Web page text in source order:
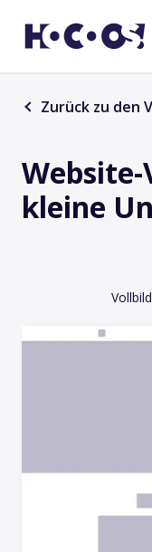
Zurück zu den
kleine